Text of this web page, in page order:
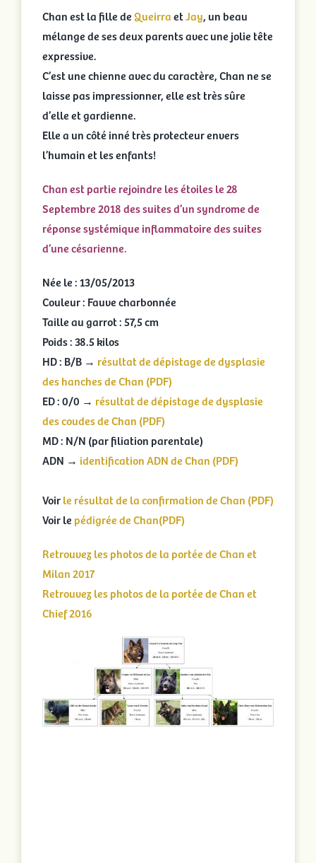
Chan est la fille deQueirraetJay, un beau
mélange de ses deux parents avec une jolie tête
expressive.
C’est une chienne avec du caractère, Chan ne se
laisse pas impressionner, elle est très sûre
d’elle et gardienne.
Elle a un côté inné très protecteur envers
l’humain et les enfants!
Chan est partie rejoindre les étoiles le 28
Septembre 2018 des suites d’un syndrome de
réponse systémique inflammatoire des suites
d’une césarienne.
Née le : 13/05/2013
Couleur : Fauve charbonnée
Taille au garrot : 57,5 cm
Poids : 38.5 kilos
HD : B/B → résultat de dépistage de dysplasie
des hanches de Chan (PDF)
ED : 0/0 → résultat de dépistage de dysplasie
des coudes de Chan (PDF)
MD : N/N (par filiation parentale)
ADN → identification ADN de Chan (PDF)
Voirle résultat de la confirmation de Chan (PDF)
Voir le pédigrée de Chan(PDF)
Retrouvez les photos de la portée de Chan et
Milan 2017
Retrouvez les photos de la portée de Chan et
Chief 2016